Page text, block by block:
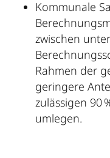
Kommunale
zwischen
Rahmen der
geringere
zulässigen 90
umlegen.